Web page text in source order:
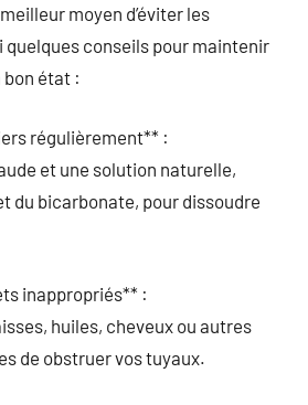
moyen d’éviter les
quelques conseils pour maintenir
état :
régulièrement** :
et une solution naturelle,
du bicarbonate, pour dissoudre
inappropriés** :
huiles, cheveux ou autres
de obstruer vos tuyaux.